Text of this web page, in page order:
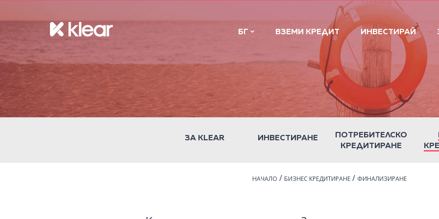
БГ ВЗЕМИ КРЕДИТ ИНВЕСТИРАЙ
ЗА KLEAR ИНВЕСТИРАНЕ
ПОТРЕБИТЕЛСКО
КРЕДИТИРАНЕ
НАЧАЛО / БИЗНЕС КРЕДИТИРАНЕ/ ФИНАЛИЗИРАНЕ